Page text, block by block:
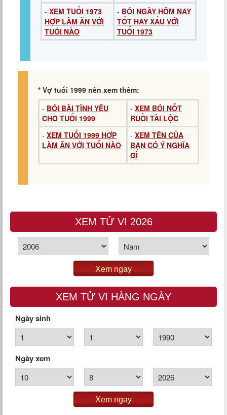
- XEM TUỔI 1973
HỢP LÀM ĂN VỚI
TUỔI NÀO
- BÓI NGÀY HÔM NAY
TỐT HAY XẤU VỚI
TUỔI 1973
* Vợ tuổi 1999 nên xem thêm:
- BÓI BÀI TÌNH YÊU
CHO TUỔI 1999
- XEM BÓI NỐT
RUỒI TÀI LỘC
- XEM TUỔI 1999 HỢP
LÀM ĂN VỚI TUỔI NÀO
- XEM TÊN CỦA
BẠN CÓ Ý NGHĨA
GÌ
XEM TỬ VI 2026
Xem ngay
XEM TỬ VI HÀNG NGÀY
Ngày sinh
Ngày xem
Xem ngay